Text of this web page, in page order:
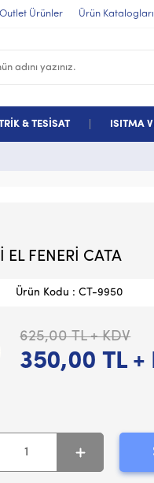
Outlet Ürünler Ürün Katalogları
& TESİSAT ISITMA
EL FENERİ CATA
Ürün Kodu : CT-9950
625,00TL + KDV
350,00 TL +